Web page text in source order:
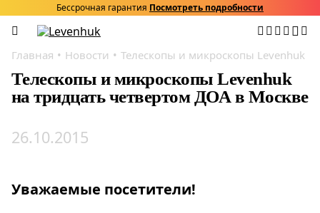
Бессрочная гарантия Посмотреть подробности
Главная Новости Телескопы и микроскопы Levenhuk
Телескопы и микроскопы Levenhuk
на тридцать четвертом ДОА в Москве
26.10.2015
Уважаемые посетители!